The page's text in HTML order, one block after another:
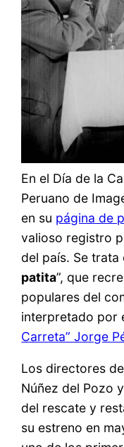
En el Día de la
Peruano de
en su página de
valioso registro
del país. Se trata
patita”, que
populares del
interpretado por
Carreta” Jorge
Los directores
Núñez del Pozo
del rescate y
su estreno en